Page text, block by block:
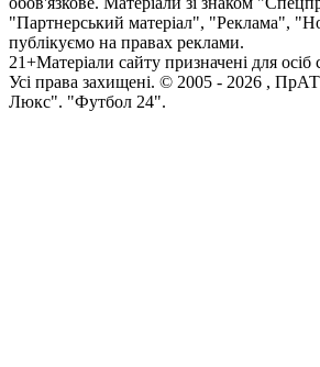
"Партнерський матеріал", "Реклама",
публікуємо на правах реклами.
21+Матеріали сайту призначені для
Усi права захищенi. © 2005 - 2026 , ПрАТ
Люкс". "Футбол 24".